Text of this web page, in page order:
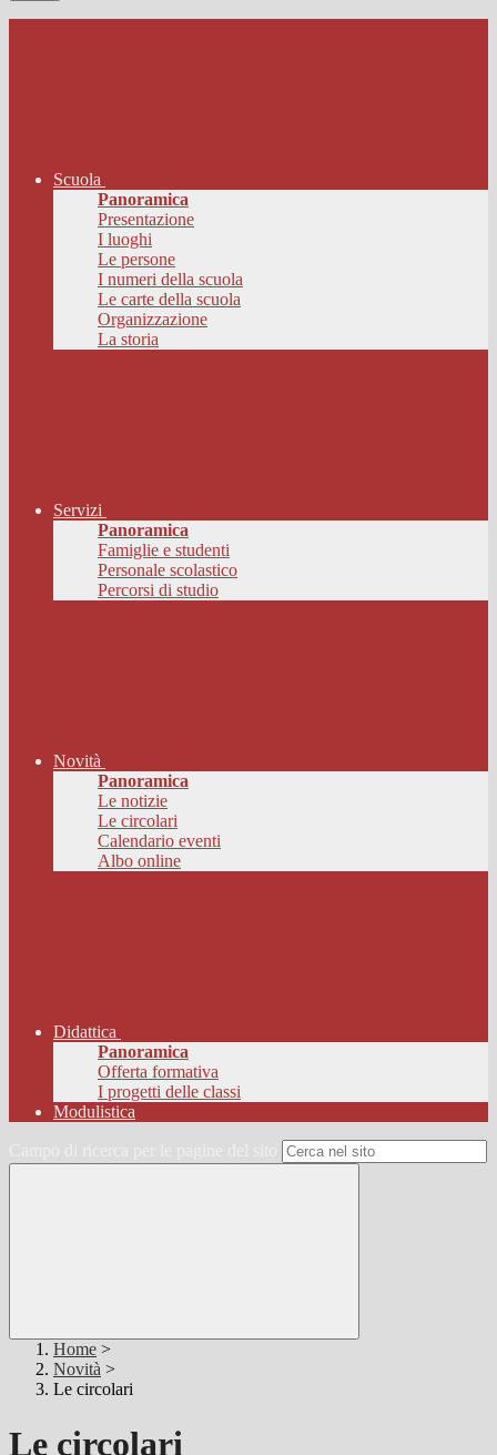
Scuola
Panoramica
Presentazione
I luoghi
Le persone
I numeri della scuola
Le carte della scuola
Organizzazione
La storia
Servizi
Panoramica
Famiglie e studenti
Personale scolastico
Percorsi di studio
Novità
Panoramica
Le notizie
Le circolari
Calendario eventi
Albo online
Didattica
Panoramica
Offerta formativa
I progetti delle classi
Modulistica
Home >
Novità >
Le circolari
Le circolari